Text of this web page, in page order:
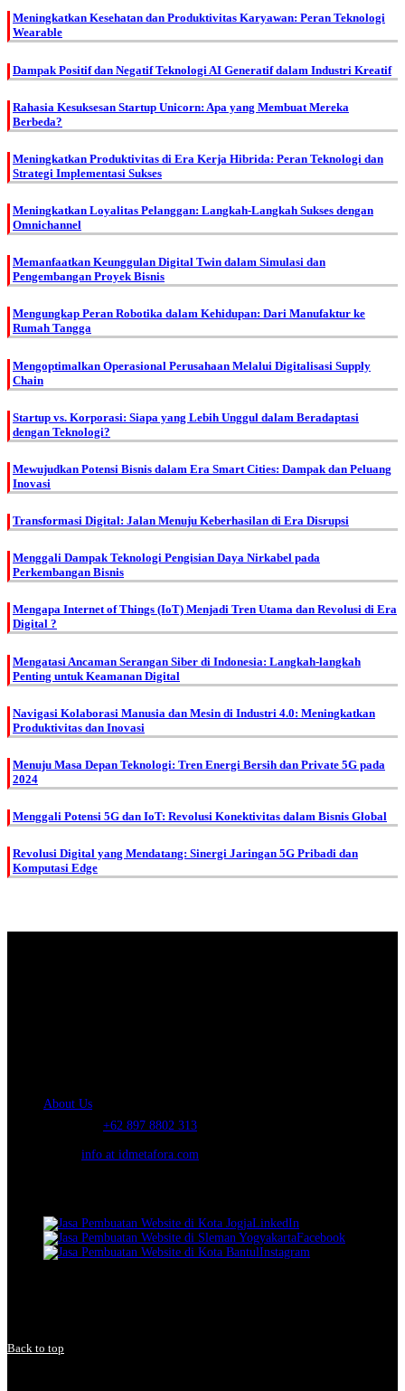
Meningkatkan Kesehatan dan Produktivitas Karyawan: Peran Teknologi
Wearable
Dampak Positif dan Negatif Teknologi AI Generatif dalam Industri Kreatif
Rahasia Kesuksesan Startup Unicorn: Apa yang Membuat Mereka
Berbeda?
Meningkatkan Produktivitas di Era Kerja Hibrida: Peran Teknologi dan
Strategi Implementasi Sukses
Meningkatkan Loyalitas Pelanggan: Langkah-Langkah Sukses dengan
Omnichannel
Memanfaatkan Keunggulan Digital Twin dalam Simulasi dan
Pengembangan Proyek Bisnis
Mengungkap Peran Robotika dalam Kehidupan: Dari Manufaktur ke
Rumah Tangga
Mengoptimalkan Operasional Perusahaan Melalui Digitalisasi Supply
Chain
Startup vs. Korporasi: Siapa yang Lebih Unggul dalam Beradaptasi
dengan Teknologi?
Mewujudkan Potensi Bisnis dalam Era Smart Cities: Dampak dan Peluang
Inovasi
Transformasi Digital: Jalan Menuju Keberhasilan di Era Disrupsi
Menggali Dampak Teknologi Pengisian Daya Nirkabel pada
Perkembangan Bisnis
Mengapa Internet of Things (IoT) Menjadi Tren Utama dan Revolusi di Era
Digital ?
Mengatasi Ancaman Serangan Siber di Indonesia: Langkah-langkah
Penting untuk Keamanan Digital
Navigasi Kolaborasi Manusia dan Mesin di Industri 4.0: Meningkatkan
Produktivitas dan Inovasi
Menuju Masa Depan Teknologi: Tren Energi Bersih dan Private 5G pada
2024
Menggali Potensi 5G dan IoT: Revolusi Konektivitas dalam Bisnis Global
Revolusi Digital yang Mendatang: Sinergi Jaringan 5G Pribadi dan
Komputasi Edge
About Us
+62 897 8802 313
info at idmetafora.com
LinkedIn
Facebook
Instagram
Back to top